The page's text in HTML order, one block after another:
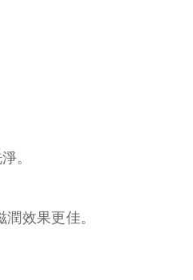
。
潤效果更佳。